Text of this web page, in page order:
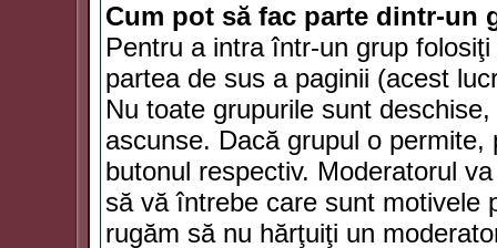
Cum pot să fac parte dintr-un
Pentru a intra într-un grup
partea de sus a paginii (acest
Nu toate grupurile sunt
ascunse. Dacă grupul o
butonul respectiv. Moderatorul
să vă întrebe care sunt motivele
rugăm să nu hărţuiţi un